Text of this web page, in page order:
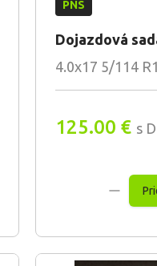
PNS
Dojazdová
4.0x17 5/114
125.00 € s